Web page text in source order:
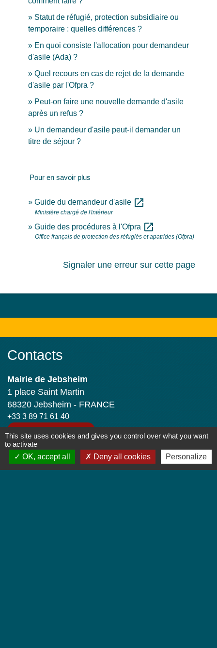
Statut de réfugié, protection subsidiaire ou
temporaire : quelles différences ?
En quoi consiste l'allocation pour demandeur
d'asile (Ada) ?
Quel recours en cas de rejet de la demande
d'asile par l'Ofpra ?
Peut-on faire une nouvelle demande d'asile
après un refus ?
Un demandeur d'asile peut-il demander un
titre de séjour ?
Pour en savoir plus
Guide du demandeur d'asile open_in_new
Ministère chargé de l'intérieur
Guide des procédures à l'Ofpra open_in_new
Office français de protection des réfugiés et apatrides (Ofpra)
Signaler une erreur sur cette page
Contacts
Mairie de Jebsheim
1 place Saint Martin
68320 Jebsheim - FRANCE
+33 3 89 71 61 40
Horaires d'ouverture
Lundi : 8h à 12h
This site uses cookies and gives you control over what you want
to activate
OK, accept all
Deny all cookies Personalize